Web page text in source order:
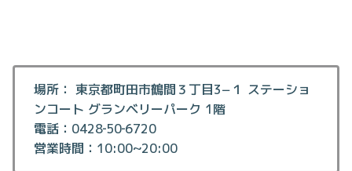
場所： 東京都町田市鶴間３丁目3−１ ステーショ
ンコート グランベリーパーク 1階
電話：0428‐50‐6720
営業時間：10:00~20:00